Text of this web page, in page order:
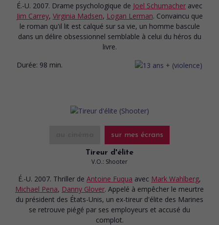
É.-U. 2007. Drame psychologique de Joel Schumacher avec
Jim Carrey, Virginia Madsen, Logan Lerman. Convaincu que
le roman qu'il lit est calqué sur sa vie, un homme bascule
dans un délire obsessionnel semblable à celui du héros du
livre.
Durée: 98 min.
sur mes écrans
Tireur d'élite
V.O.: Shooter
É.-U. 2007. Thriller de Antoine Fuqua avec Mark Wahlberg,
Michael Pena, Danny Glover. Appelé à empêcher le meurtre
du président des États-Unis, un ex-tireur d'élite des Marines
se retrouve piégé par ses employeurs et accusé du
complot.